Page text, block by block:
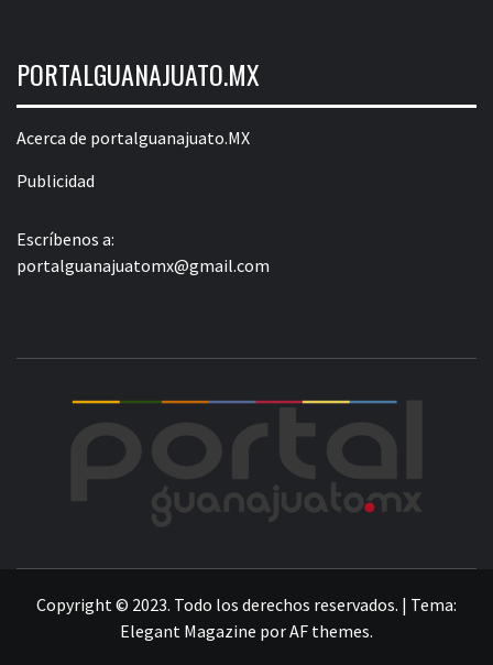
PORTALGUANAJUATO.MX
Acerca de portalguanajuato.MX
Publicidad
Escríbenos a:
portalguanajuatomx@gmail.com
Copyright © 2023. Todo los derechos reservados. | Tema:
Elegant Magazine porAF themes.